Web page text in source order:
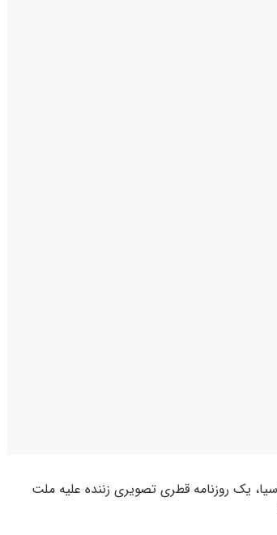
یک روزنامه قطری تصویری زننده علیه ملت